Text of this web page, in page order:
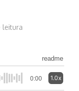
leitura
readme
0:00 1.0x